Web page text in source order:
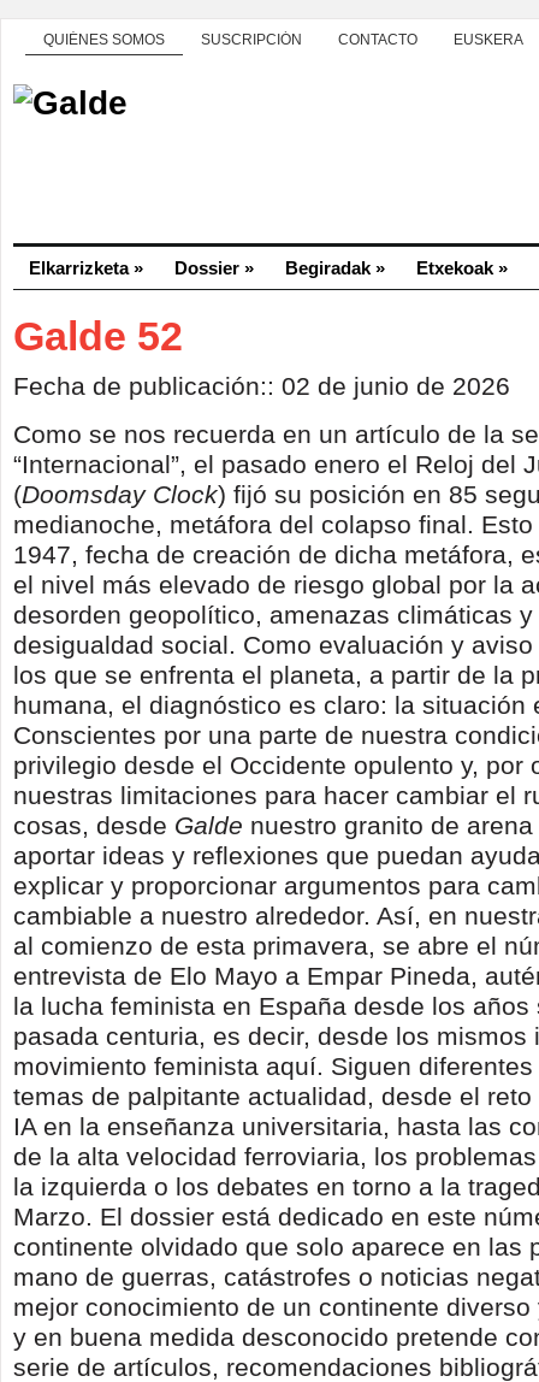
QUIÉNES SOMOS SUSCRIPCIÓN CONTACTO EUSKERA
Elkarrizketa» Dossier » Begiradak » Etxekoak »
Galde 52
Fecha de publicación:: 02 de junio de 2026
Como se nos recuerda en un artículo de la
“Internacional”, el pasado enero el Reloj del
(Doomsday Clock) fijó su posición en 85
medianoche, metáfora del colapso final.
1947, fecha de creación de dicha metáfora,
el nivel más elevado de riesgo global por la
desorden geopolítico, amenazas climáticas
desigualdad social. Como evaluación y
los que se enfrenta el planeta, a partir de la
humana, el diagnóstico es claro: la situación
Conscientes por una parte de nuestra
privilegio desde el Occidente opulento y, por
nuestras limitaciones para hacer cambiar el
cosas, desde Galde nuestro granito de
aportar ideas y reflexiones que puedan
explicar y proporcionar argumentos para
cambiable a nuestro alrededor. Así, en
al comienzo de esta primavera, se abre el
entrevista de Elo Mayo a Empar Pineda,
la lucha feminista en España desde los años
pasada centuria, es decir, desde los mismos
movimiento feminista aquí. Siguen
temas de palpitante actualidad, desde el
IA en la enseñanza universitaria, hasta las
de la alta velocidad ferroviaria, los
la izquierda o los debates en torno a la
Marzo. El dossier está dedicado en este
continente olvidado que solo aparece en las
mano de guerras, catástrofes o noticias
mejor conocimiento de un continente
y en buena medida desconocido pretende
serie de artículos, recomendaciones